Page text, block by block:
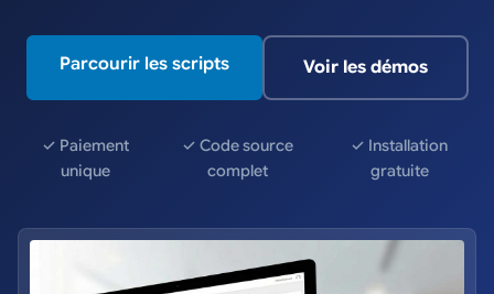
Parcourir les scripts Voir les démos
✓ Paiement
unique
✓ Code source
complet
✓ Installation
gratuite